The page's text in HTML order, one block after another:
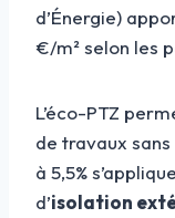
d’Énergie)
€/m² selon les
L’éco-PTZ
de travaux
à 5,5%
d’isolation